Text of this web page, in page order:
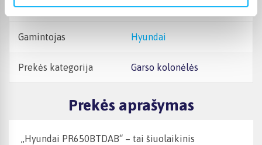
Charakteristikos
Gamintojas Hyundai
Prekės kategorija Garso kolonėlės
Prekės aprašymas
„Hyundai PR650BTDAB“ – tai šiuolaikinis